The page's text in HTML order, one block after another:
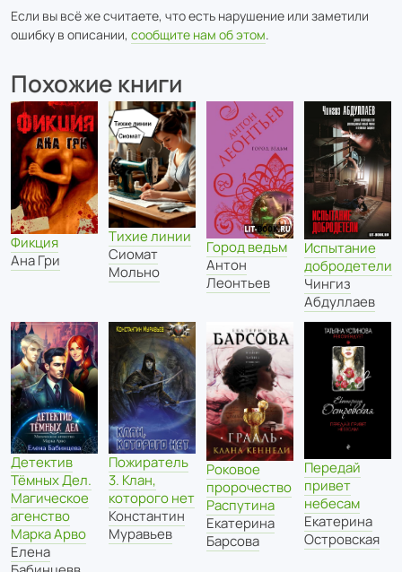
Если вы всё же считаете, что есть нарушение или заметили
ошибку в описании, сообщите нам об этом.
Похожие книги
Фикция
Ана Гри
Тихие линии
Сиомат
Мольно
Город ведьм
Антон
Леонтьев
Испытание
добродетели
Чингиз
Абдуллаев
Детектив
Тёмных Дел.
Магическое
агенство
Марка Арво
Елена
Пожиратель
3. Клан,
которого нет
Константин
Муравьев
Роковое
пророчество
Распутина
Екатерина
Барсова
Передай
привет
небесам
Екатерина
Островская